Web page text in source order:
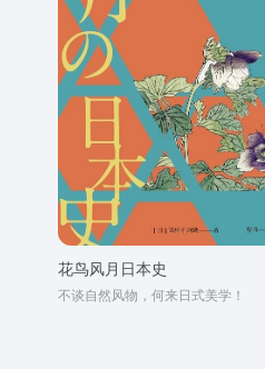
花鸟风月日本史
不谈自然风物，何来日式美学！